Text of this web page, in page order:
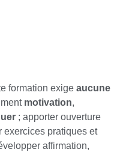
formation exige aucune
motivation,
; apporter ouverture
exercices pratiques et
affirmation,